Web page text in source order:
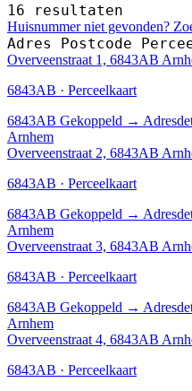
16 resultaten
Huisnummer niet gevonden?
Adres Postcode
Overveenstraat 1, 6843AB
6843AB · Perceelkaart
6843AB Gekoppeld →
Arnhem
Overveenstraat 2, 6843AB
6843AB · Perceelkaart
6843AB Gekoppeld →
Arnhem
Overveenstraat 3, 6843AB
6843AB · Perceelkaart
6843AB Gekoppeld →
Arnhem
Overveenstraat 4, 6843AB
6843AB · Perceelkaart